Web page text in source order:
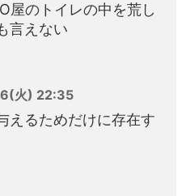
屋のトイレの中を荒し
言えない
火) 22:35
えるためだけに存在す